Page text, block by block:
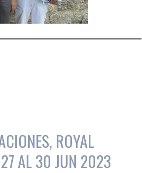
ROYAL
AL 30 JUN 2023